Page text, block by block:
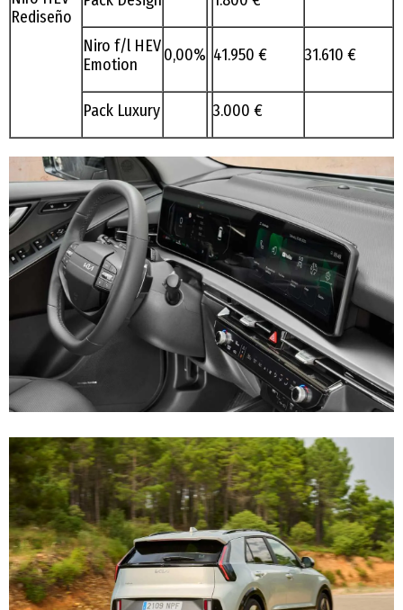
Rediseño
Niro f/l HEV
Emotion
0,00% 41.950 € 31.610 €
Pack Luxury 3.000 €